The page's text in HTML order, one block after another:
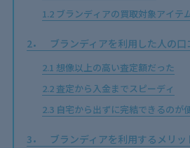
1.2ブランディアの買取対象アイテ
2 ブランディアを利用した人の
2.1 想像以上の高い査定額だった
2.2査定から入金までスピーディ
2.3自宅から出ずに完結できるのが
3
ブランディアを利用するメリ